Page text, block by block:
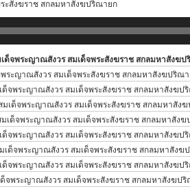
ะสังฆราช สกลมหาสังฆปริณายก
ด็จพระญาณสังวร สมเด็จพระสังฆราช สกลมหาสังฆป
ระญาณสังวร สมเด็จพระสังฆราช สกลมหาสังฆปริณ
จพระญาณสังวร สมเด็จพระสังฆราช สกลมหาสังฆป
เด็จพระญาณสังวร สมเด็จพระสังฆราช สกลมหาสัง
เด็จพระญาณสังวร สมเด็จพระสังฆราช สกลมหาสัง
จพระญาณสังวร สมเด็จพระสังฆราช สกลมหาสังฆป
ด็จพระญาณสังวร สมเด็จพระสังฆราช สกลมหาสังฆ
จพระญาณสังวร สมเด็จพระสังฆราช สกลมหาสังฆป
จพระญาณสังวร สมเด็จพระสังฆราช สกลมหาสังฆป